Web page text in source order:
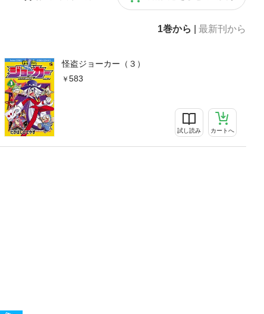
1巻から 最新刊から
怪盗ジョーカー（３）
583
試し読み カートへ